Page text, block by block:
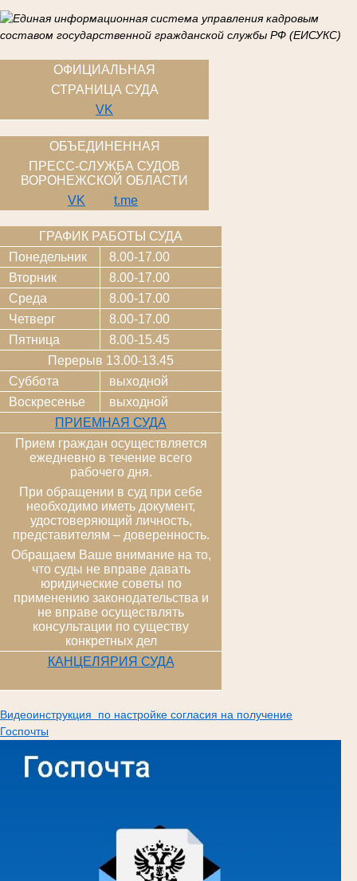
ОФИЦИАЛЬНАЯ
СТРАНИЦА СУДА
VK
ОБЪЕДИНЕННАЯ
ПРЕСС-СЛУЖБА СУДОВ
ВОРОНЕЖСКОЙ ОБЛАСТИ
VK
t.me
ГРАФИК РАБОТЫ СУДА
Понедельник
8.00-17.00
Вторник
8.00-17.00
Среда
8.00-17.00
Четверг
8.00-17.00
Пятница
8.00-15.45
Перерыв 13.00-13.45
Суббота
выходной
Воскресенье
выходной
ПРИЕМНАЯ СУДА
Прием граждан осуществляется
ежедневно в течение всего
рабочего дня.
При обращении в суд при себе
необходимо иметь документ,
удостоверяющий личность,
представителям – доверенность.
Обращаем Ваше внимание на то,
что суды не вправе давать
юридические советы по
применению законодательства и
не вправе осуществлять
консультации по существу
конкретных дел
КАНЦЕЛЯРИЯ СУДА
Видеоинструкция по настройке согласия на получение
Госпочты